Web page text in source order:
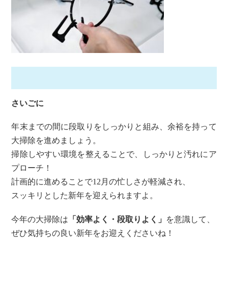
さいごに
年末までの間に段取りをしっかりと組み、余裕を持って
大掃除を進めましょう。
掃除しやすい環境を整えることで、しっかりと汚れにア
プローチ！
計画的に進めることで12月の忙しさが軽減され、
スッキリとした新年を迎えられますよ。
今年の大掃除は 「効率よく・段取りよく」 を意識して、
ぜひ気持ちの良い新年をお迎えくださいね！